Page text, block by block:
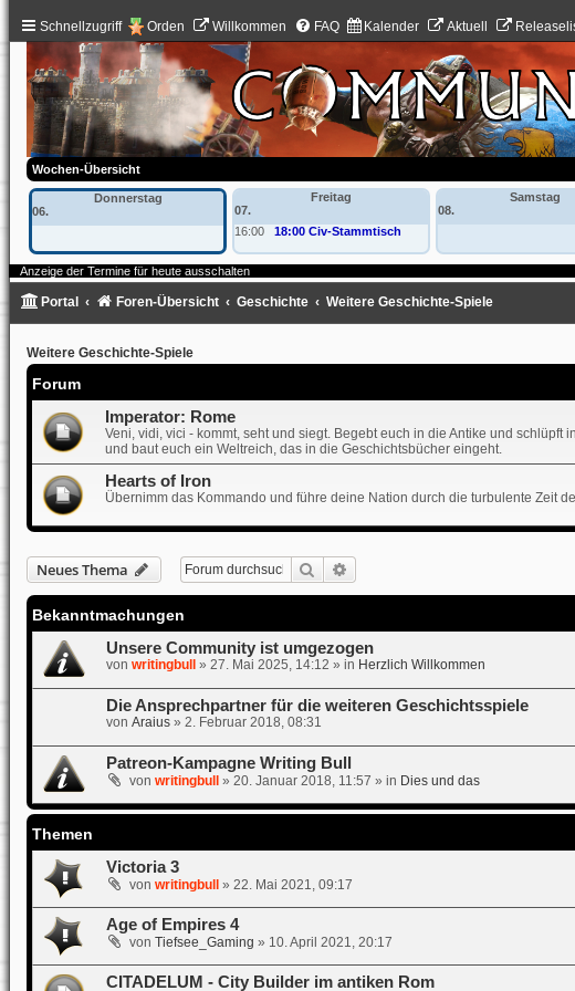
Schnellzugriff Orden Willkommen FAQ Kalender Aktuell
Wochen-Übersicht
Donnerstag
06.
Freitag
07.
16:00
18:00 Civ-Stammtisch
Samstag
08.
Anzeige der Termine für heute ausschalten
Portal Foren-Übersicht Geschichte Weitere Geschichte-Spiele
Weitere Geschichte-Spiele
Forum
Imperator: Rome
Veni, vidi, vici - kommt, seht und siegt. Begebt euch in die Antike und
und baut euch ein Weltreich, das in die Geschichtsbücher eingeht.
Hearts of Iron
Übernimm das Kommando und führe deine Nation durch die turbulente Zeit
Neues Thema Suche
Bekanntmachungen
Unsere Community ist umgezogen
von writingbull» 27. Mai 2025, 14:12 » in Herzlich Willkommen
Die Ansprechpartner für die weiteren Geschichtsspiele
von Araius» 2. Februar 2018, 08:31
Patreon-Kampagne Writing Bull
von writingbull» 20. Januar 2018, 11:57 » in Dies und das
Themen
Victoria 3
von writingbull» 22. Mai 2021, 09:17
Age of Empires 4
von Tiefsee_Gaming » 10. April 2021, 20:17
CITADELUM - City Builder im antiken Rom